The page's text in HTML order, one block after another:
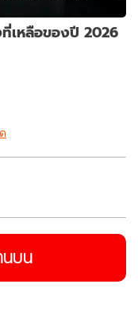
เหลือของปี 2026
นบน